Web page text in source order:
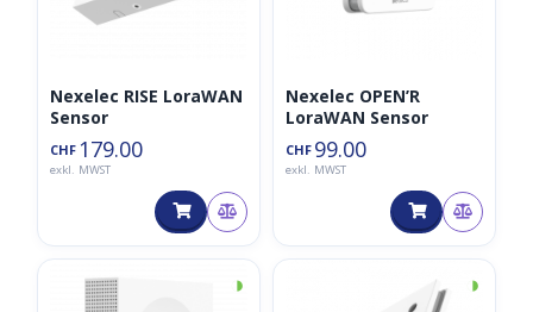
Nexelec RISE LoraWAN
Sensor
CHF 179.00
exkl. MWST
Nexelec OPEN’R
LoraWAN Sensor
CHF 99.00
exkl. MWST
◑ ◑